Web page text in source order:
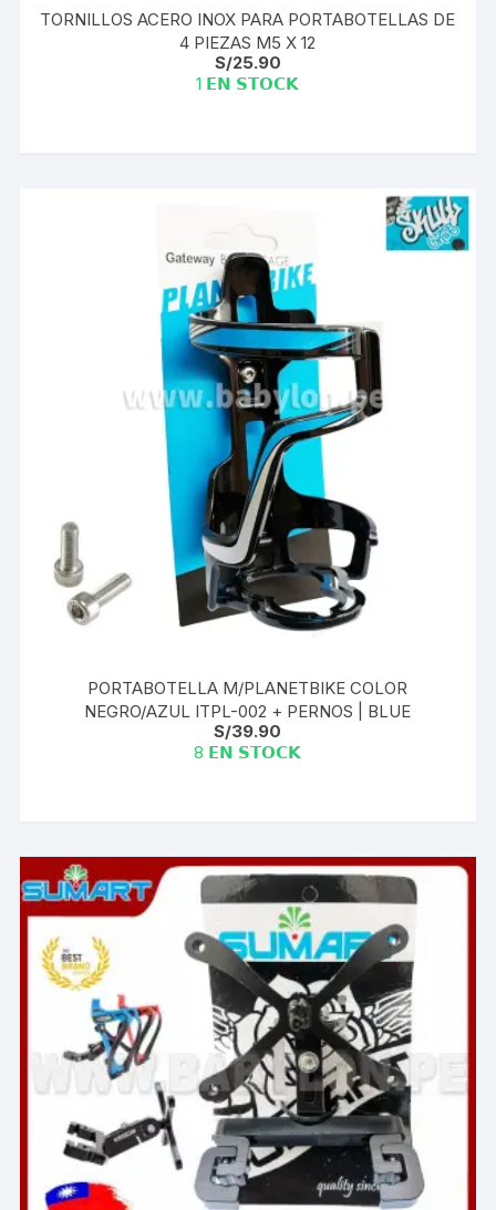
TORNILLOS ACERO INOX PARA PORTABOTELLAS DE
4 PIEZAS M5 X 12
S/25.90
1 𝗘𝗡 𝗦𝗧𝗢𝗖𝗞
PORTABOTELLA M/PLANETBIKE COLOR
NEGRO/AZUL ITPL-002 + PERNOS | BLUE
S/39.90
8 𝗘𝗡 𝗦𝗧𝗢𝗖𝗞